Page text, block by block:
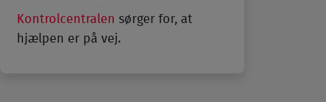
Kontrolcentralen sørger for, at
hjælpen er på vej.